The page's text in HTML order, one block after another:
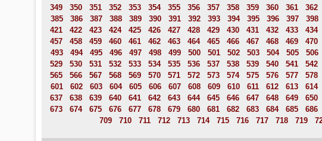
349
350 351 352 353 354 355 356 357 358 359 360 361 362
385
386 387 388 389 390 391 392 393 394 395 396 397 398
421
422 423 424 425 426 427 428 429 430 431 432 433 434
457
458 459 460 461 462 463 464 465 466 467 468 469 470
493
494 495 496 497 498 499 500 501 502 503 504 505 506
529
530 531 532 533 534 535 536 537 538 539 540 541 542
565
566 567 568 569 570 571 572 573 574 575 576 577 578
601
602 603 604 605 606 607 608 609 610 611 612 613 614
637
638 639 640 641 642 643 644 645 646 647 648 649 650
673
674 675 676 677 678 679 680 681 682 683 684 685 686
709
710 711 712 713 714 715 716 717 718 719